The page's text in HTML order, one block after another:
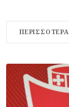
ΠΕΡΙΣΣΌΤΕΡΑ